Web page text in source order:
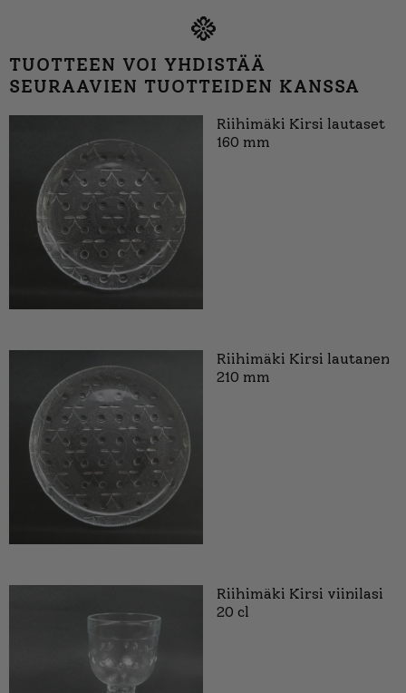
TUOTTEEN VOI YHDISTÄÄ
SEURAAVIEN TUOTTEIDEN KANSSA
Riihimäki Kirsi lautaset
160 mm
Riihimäki Kirsi lautanen
210 mm
Riihimäki Kirsi viinilasi
20 cl